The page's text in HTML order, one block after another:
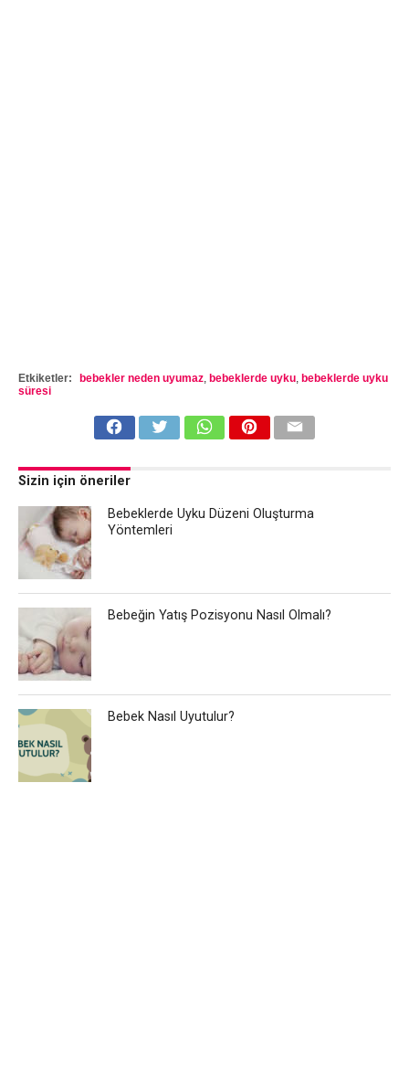
Etkiketler: bebekler neden uyumaz, bebeklerde uyku, bebeklerde uyku
süresi
Sizin için öneriler
Bebeklerde Uyku Düzeni Oluşturma
Yöntemleri
Bebeğin Yatış Pozisyonu Nasıl Olmalı?
Bebek Nasıl Uyutulur?